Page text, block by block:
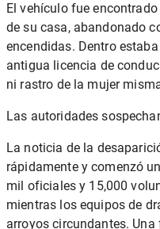
El vehículo fue
de su casa, abandonado
encendidas. Dentro
antigua licencia de
ni rastro de la mujer
Las autoridades
La noticia de la
rápidamente y comenzó
mil oficiales y 15,000
mientras los equipos de
arroyos circundantes.